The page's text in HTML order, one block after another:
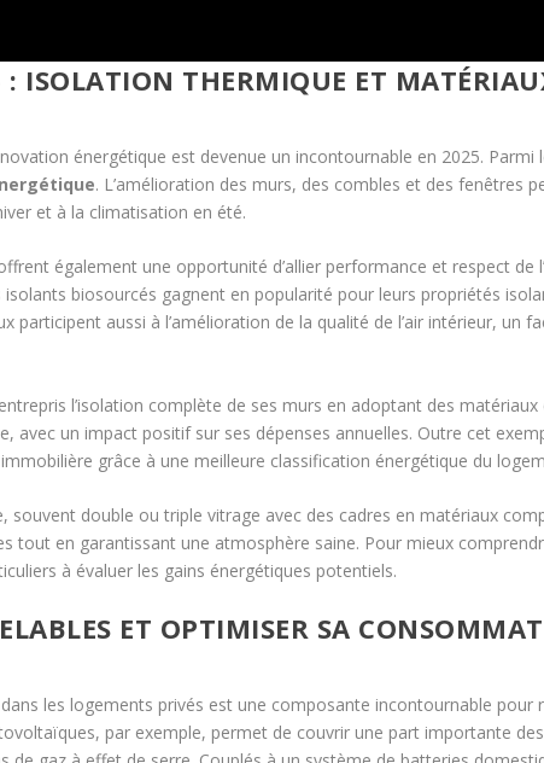
ISOLATION THERMIQUE ET
énergétique est devenue un incontournable en 2025. Parmi
. L’amélioration des murs, des combles et des fenêtres
et à la climatisation en été.
également une opportunité d’allier performance et respect de
isolants biosourcés gagnent en popularité pour leurs propriétés
participent aussi à l’amélioration de la qualité de l’air intérieur, un
l’isolation complète de ses murs en adoptant des
avec un impact positif sur ses dépenses annuelles. Outre cet
grâce à une meilleure classification énergétique du
double ou triple vitrage avec des cadres en matériaux
tout en garantissant une atmosphère saine. Pour mieux
à évaluer les gains énergétiques potentiels.
ET OPTIMISER SA
dans les logements privés est une composante incontournable pour
par exemple, permet de couvrir une part importante